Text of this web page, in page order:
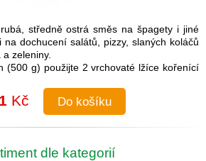
středně ostrá směs na špagety i jiné
dochucení salátů, pizzy, slaných koláčů
zeleniny.
(500 g) použijte 2 vrchovaté lžíce kořenící
uvařených těstovin přimíchejte kořenící
Je možné také na pánvi olivový olej
zlehka opražit, aby se rozvonělo a
těstovinám.
Kč Do košíku
dle kategorií